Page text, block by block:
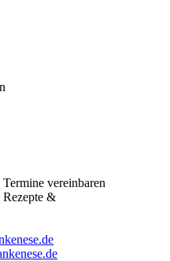
Termine vereinbaren
Rezepte &